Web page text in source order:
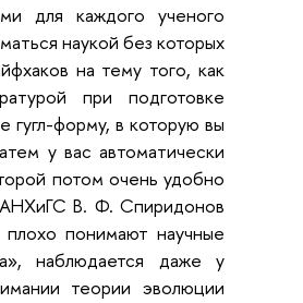
для каждого ученого
наукой без которых
на тему того, как
при подготовке
форму, в которую вы
у вас автоматически
потом очень удобно
В. Ф. Спиридонов
понимают научные
наблюдается даже у
теории эволюции